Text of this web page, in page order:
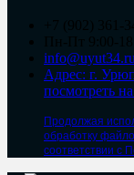
info@uyut34.ru
Адрес: г.
посмотреть
Продолжая
обработку
соответствии с